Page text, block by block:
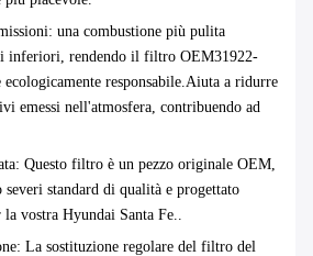
: una combustione più pulita
inferiori, rendendo il filtro OEM31922-
ecologicamente responsabile.Aiuta a ridurre
emessi nell'atmosfera, contribuendo ad
: Questo filtro è un pezzo originale OEM,
severi standard di qualità e progettato
vostra Hyundai Santa Fe..
: La sostituzione regolare del filtro del